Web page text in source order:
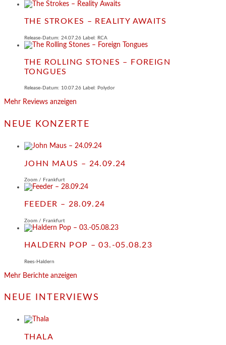
THE STROKES – REALITY AWAITS
Release-Datum: 24.07.26 Label: RCA
THE ROLLING STONES – FOREIGN
TONGUES
Release-Datum: 10.07.26 Label: Polydor
Mehr Reviews anzeigen
NEUE KONZERTE
JOHN MAUS – 24.09.24
Zoom / Frankfurt
FEEDER – 28.09.24
Zoom / Frankfurt
HALDERN POP – 03.-05.08.23
Rees-Haldern
Mehr Berichte anzeigen
NEUE INTERVIEWS
THALA